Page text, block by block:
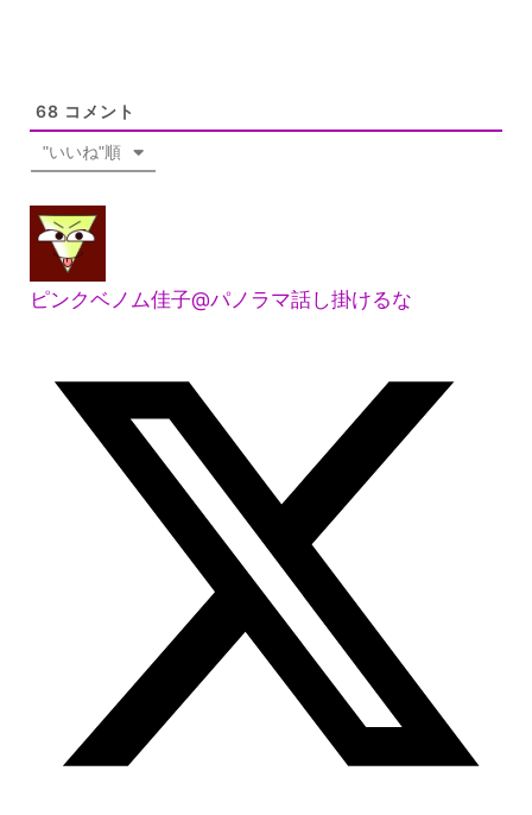
68 コメント
"いいね"順
ピンクベノム佳子@パノラマ話し掛けるな